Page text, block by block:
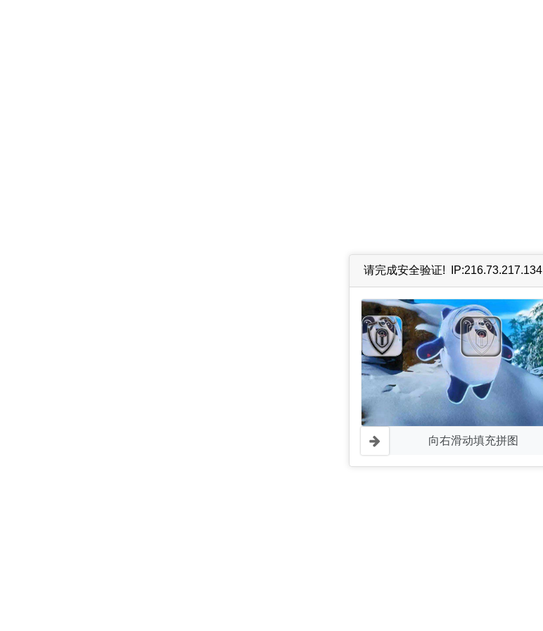
请完成安全验证! IP:216.73.217.134
向右滑动填充拼图